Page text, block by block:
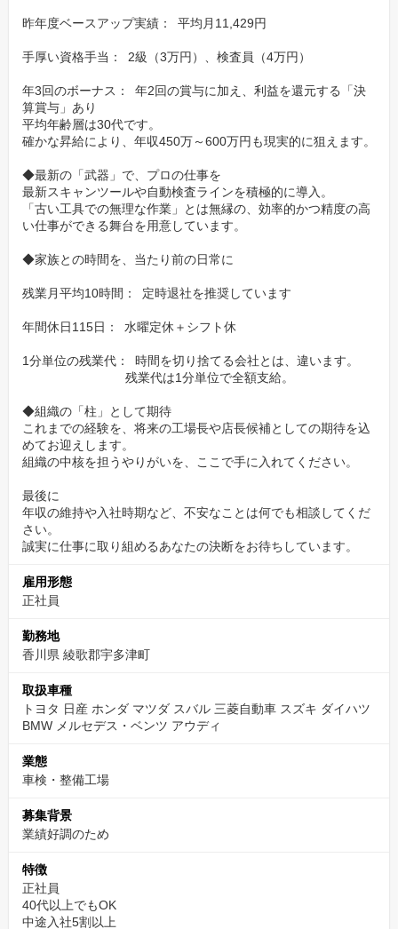
昨年度ベースアップ実績： 平均月11,429円
手厚い資格手当： 2級（3万円）、検査員（4万円）
年3回のボーナス： 年2回の賞与に加え、利益を還元する「決
算賞与」あり
平均年齢層は30代です。
確かな昇給により、年収450万～600万円も現実的に狙えます。
◆最新の「武器」で、プロの仕事を
最新スキャンツールや自動検査ラインを積極的に導入。
「古い工具での無理な作業」とは無縁の、効率的かつ精度の高
い仕事ができる舞台を用意しています。
◆家族との時間を、当たり前の日常に
残業月平均10時間： 定時退社を推奨しています
年間休日115日： 水曜定休＋シフト休
1分単位の残業代： 時間を切り捨てる会社とは、違います。
残業代は1分単位で全額支給。
◆組織の「柱」として期待
これまでの経験を、将来の工場長や店長候補としての期待を込
めてお迎えします。
組織の中核を担うやりがいを、ここで手に入れてください。
最後に
年収の維持や入社時期など、不安なことは何でも相談してくだ
さい。
誠実に仕事に取り組めるあなたの決断をお待ちしています。
雇用形態
正社員
勤務地
香川県 綾歌郡宇多津町
取扱車種
トヨタ 日産 ホンダ マツダ スバル 三菱自動車 スズキ ダイハツ
BMW メルセデス・ベンツ アウディ
業態
車検・整備工場
募集背景
業績好調のため
特徴
正社員
40代以上でもOK
中途入社5割以上